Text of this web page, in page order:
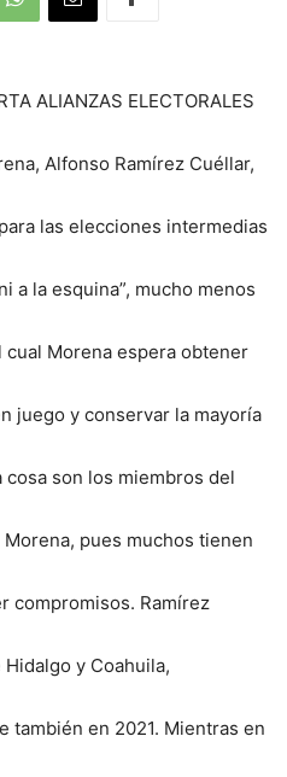
ALIANZAS ELECTORALES
Alfonso Ramírez Cuéllar,
las elecciones intermedias
a la esquina”, mucho menos
cual Morena espera obtener
juego y conservar la mayoría
cosa son los miembros del
pues muchos tienen
compromisos. Ramírez
y Coahuila,
también en 2021. Mientras en